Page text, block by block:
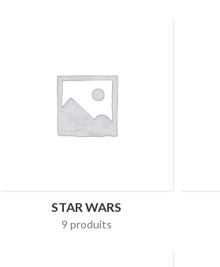
STAR WARS
9 produits